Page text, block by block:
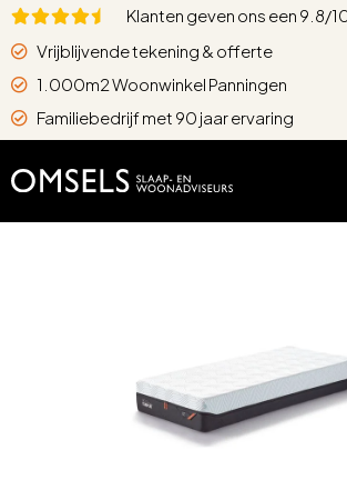
Klanten geven ons een 9.8/
Vrijblijvende tekening & offerte
1.000m2 Woonwinkel Panningen
Familiebedrijf met 90 jaar ervaring